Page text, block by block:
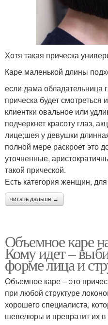
Хотя такая прическа
Каре маленькой длины
если дама обладательница
прическа будет
клиентки овальное или
подчеркнет красоту глаз,
лице;шея у девушки
полной мере раскроет это
уточненные,
такой прической.
Есть категория женщин,
читать дальше →
Объемное каре
Кому идет –
форме лица и
Объемное каре – это
при любой структуре
хорошего специалиста,
шевелюры и превратит их